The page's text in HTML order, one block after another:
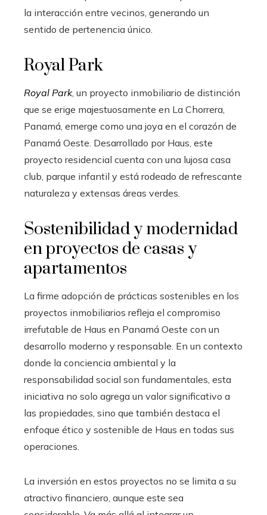
la interacción entre vecinos, generando un
sentido de pertenencia único.
Royal Park
Royal Park, un proyecto inmobiliario de distinción
que se erige majestuosamente en La Chorrera,
Panamá, emerge como una joya en el corazón de
Panamá Oeste. Desarrollado por Haus, este
proyecto residencial cuenta con una lujosa casa
club, parque infantil y está rodeado de refrescante
naturaleza y extensas áreas verdes.
Sostenibilidad y modernidad
en proyectos de casas y
apartamentos
La firme adopción de prácticas sostenibles en los
proyectos inmobiliarios refleja el compromiso
irrefutable de Haus en Panamá Oeste con un
desarrollo moderno y responsable. En un contexto
donde la conciencia ambiental y la
responsabilidad social son fundamentales, esta
iniciativa no solo agrega un valor significativo a
las propiedades, sino que también destaca el
enfoque ético y sostenible de Haus en todas sus
operaciones.
La inversión en estos proyectos no se limita a su
atractivo financiero, aunque este sea